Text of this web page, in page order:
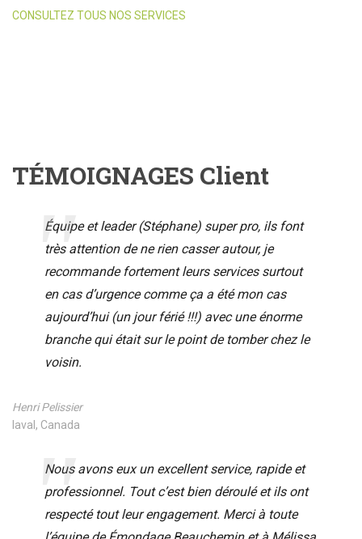
CONSULTEZ TOUS NOS SERVICES
TÉMOIGNAGES Client
Équipe et leader (Stéphane) super pro, ils font
très attention de ne rien casser autour, je
recommande fortement leurs services surtout
en cas d’urgence comme ça a été mon cas
aujourd’hui (un jour férié !!!) avec une énorme
branche qui était sur le point de tomber chez le
voisin.
Henri Pelissier
laval, Canada
Nous avons eux un excellent service, rapide et
professionnel. Tout c’est bien déroulé et ils ont
respecté tout leur engagement. Merci à toute